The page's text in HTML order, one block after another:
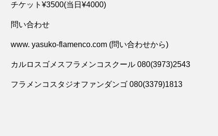
チケット¥3500(当日¥4000)
問い合わせ
www. yasuko-flamenco.com (問い合わせから)
カルロスゴメスフラメンコスクール 080(3973)2543
フラメンコスタジオファンダンゴ 080(3379)1813